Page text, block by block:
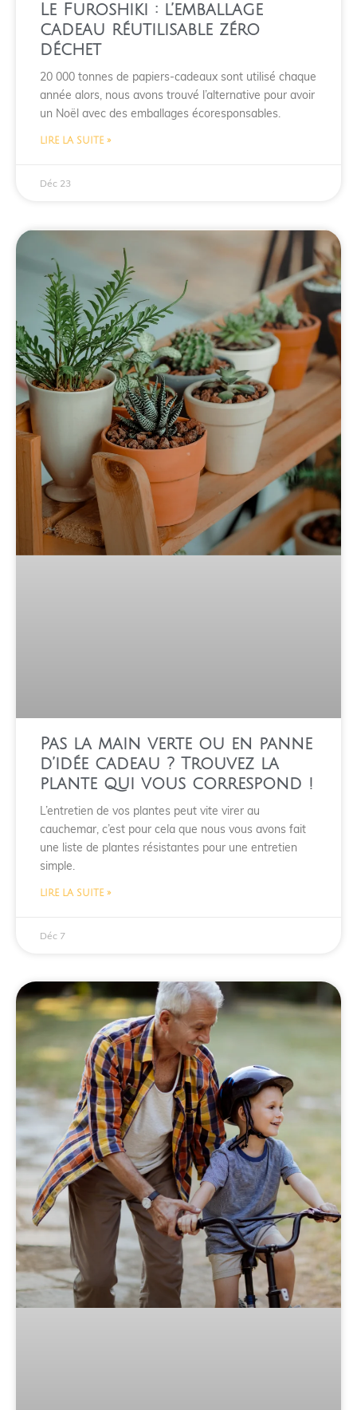
Le Furoshiki : l’emballage
cadeau réutilisable zéro
déchet
20 000 tonnes de papiers-cadeaux sont utilisé chaque
année alors, nous avons trouvé l’alternative pour avoir
un Noël avec des emballages écoresponsables.
LIRE LA SUITE »
Déc 23
Pas la main verte ou en panne
d’idée cadeau ? Trouvez la
plante qui vous correspond !
L’entretien de vos plantes peut vite virer au
cauchemar, c’est pour cela que nous vous avons fait
une liste de plantes résistantes pour une entretien
simple.
LIRE LA SUITE »
Déc 7